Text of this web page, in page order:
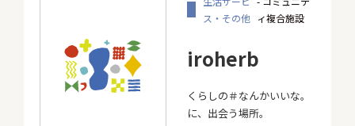
iroherb
ス・その他 ィ複合施設
くらしの＃なんかいいな。
に、出会う場所。